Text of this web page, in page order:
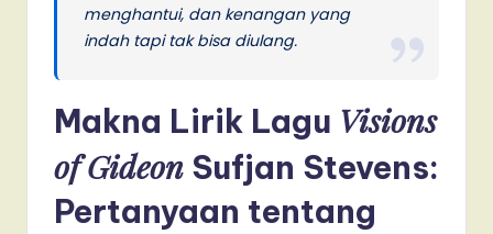
menghantui, dan kenangan yang
indah tapi tak bisa diulang.
Makna Lirik Lagu Visions
of Gideon Sufjan Stevens:
Pertanyaan tentang